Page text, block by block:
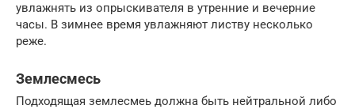
увлажнять из опрыскивателя в утренние и вечерние
часы. В зимнее время увлажняют листву несколько
реже.
Землесмесь
Подходящая землесмеь должна быть нейтральной либо